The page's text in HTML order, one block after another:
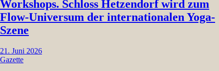
Workshops. Schloss Hetzendorf wird zum
Flow-Universum der internationalen Yoga-
Szene
21. Juni 2026
Gazette